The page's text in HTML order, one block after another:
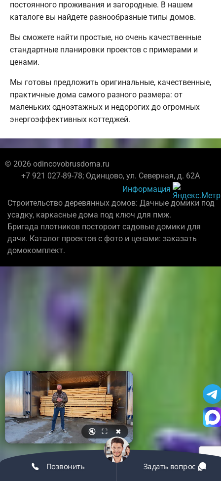
постоянного проживания и загородные. В нашем
каталоге вы найдете разнообразные типы домов.
Вы сможете найти простые, но очень качественные
стандартные планировки проектов с примерами и
ценами.
Мы готовы предложить оригинальные, качественные,
практичные дома самого разного размера: от
маленьких одноэтажных и недорогих до огромных
энергоэффективных коттеджей.
© 2026 odincovobrusdoma.ru
+7 921 027-89-78; Одинцово, ул. Северная, д. 62А
Информация
Строительство деревянных домов: Дачные домики под
усадку, каркасные дома под ключ для пмж.
Бригада плотников постороит садовые домики для
дачи. Каталог проектов с фото и ценами: заказать
домокомплект.
🔇 ⛶ ✖
Позвонить Задать вопрос